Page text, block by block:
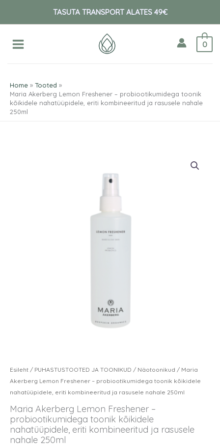
TASUTA TRANSPORT ALATES 49€
0
Home
Tooted
Maria Akerberg Lemon Freshener – probiootikumidega toonik
kõikidele nahatüüpidele, eriti kombineeritud ja rasusele nahale
250ml
Esileht / PUHASTUSTOOTED JA TOONIKUD / Näotoonikud / Maria
Akerberg Lemon Freshener – probiootikumidega toonik kõikidele
nahatüüpidele, eriti kombineeritud ja rasusele nahale 250ml
Maria Akerberg Lemon Freshener –
probiootikumidega toonik kõikidele
nahatüüpidele, eriti kombineeritud ja rasusele
nahale 250ml